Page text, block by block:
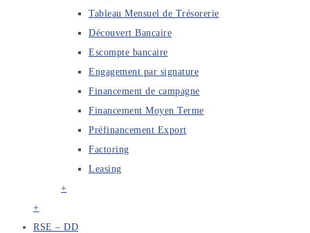
Tableau Mensuel de Trésorerie
Découvert Bancaire
Escompte bancaire
Engagement par signature
Financement de campagne
Financement Moyen Terme
Préfinancement Export
Factoring
Leasing
+
+
RSE – DD